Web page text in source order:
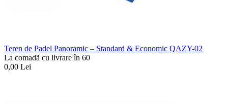
Teren de Padel Panoramic – Standard & Economic QAZY-02
La comadã cu livrare în 60
0,00 Lei